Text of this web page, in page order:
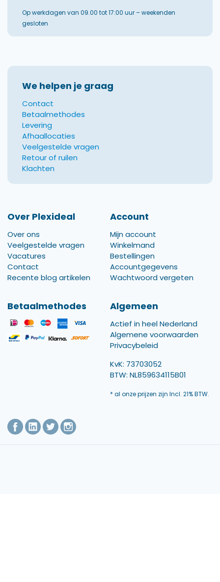
Op werkdagen van 09.00 tot 17:00 uur – weekenden
gesloten
We helpen je graag
Contact
Betaalmethodes
Levering
Afhaallocaties
Veelgestelde vragen
Retour of ruilen
Klachten
Over Plexideal
Over ons
Veelgestelde vragen
Vacatures
Contact
Recente blog artikelen
Account
Mijn account
Winkelmand
Bestellingen
Accountgegevens
Wachtwoord vergeten
Betaalmethodes Algemeen
Actief in heel Nederland
Algemene voorwaarden
Privacybeleid
KvK: 73703052
BTW: NL859634115B01
* al onze prijzen zijn Incl. 21% BTW.